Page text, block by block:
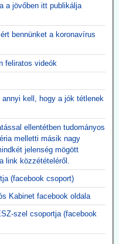
a jövőben itt publikálja
bennünket a koronavírus
feliratos videók
kell, hogy a jók tétlenek
ellentétben tudományos
melletti másik nagy
jelenség mögött
link közzétételéről.
(facebook csoport)
Kabinet facebook oldala
szel csoportja (facebook